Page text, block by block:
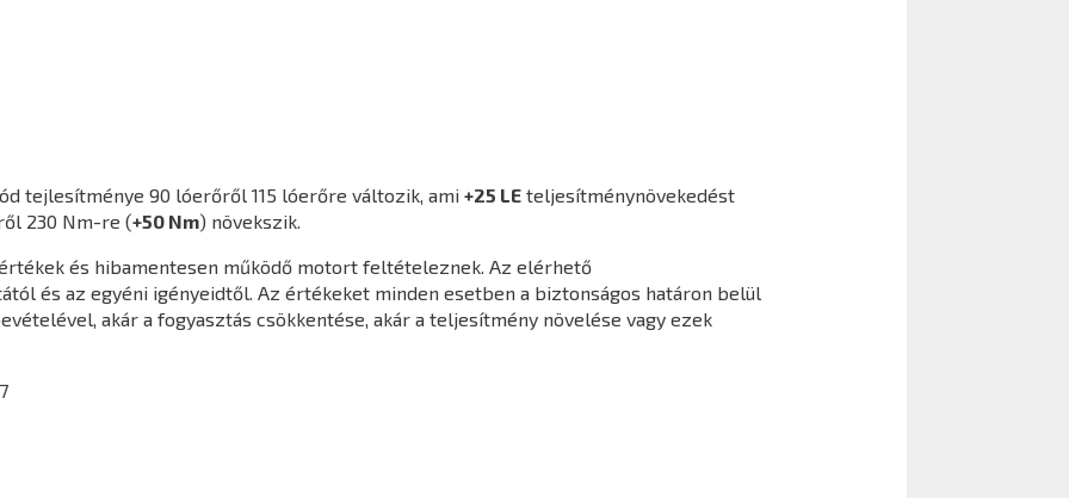
tejlesítménye 90 lóerőről 115 lóerőre változik, ami +25 LE teljesítménynövekedést
230 Nm-re (+50 Nm) növekszik.
és hibamentesen működő motort feltételeznek. Az elérhető
és az egyéni igényeidtől. Az értékeket minden esetben a biztonságos határon belül
akár a fogyasztás csökkentése, akár a teljesítmény növelése vagy ezek